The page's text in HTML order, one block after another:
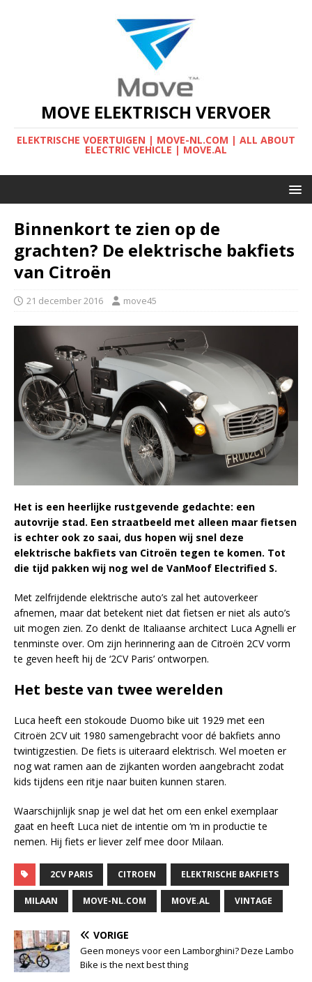
MOVE ELEKTRISCH VERVOER
ELEKTRISCHE VOERTUIGEN | MOVE-NL.COM | ALL ABOUT
ELECTRIC VEHICLE | MOVE.AL
Binnenkort te zien op de
grachten? De elektrische bakfiets
van Citroën
21 december 2016 move45
Het is een heerlijke rustgevende gedachte: een
autovrije stad. Een straatbeeld met alleen maar fietsen
is echter ook zo saai, dus hopen wij snel deze
elektrische bakfiets van Citroën tegen te komen. Tot
die tijd pakken wij nog wel de VanMoof Electrified S.
Met zelfrijdende elektrische auto’s zal het autoverkeer
afnemen, maar dat betekent niet dat fietsen er niet als auto’s
uit mogen zien. Zo denkt de Italiaanse architect Luca Agnelli er
tenminste over. Om zijn herinnering aan de Citroën 2CV vorm
te geven heeft hij de ‘2CV Paris’ ontworpen.
Het beste van twee werelden
Luca heeft een stokoude Duomo bike uit 1929 met een
Citroën 2CV uit 1980 samengebracht voor dé bakfiets anno
twintigzestien. De fiets is uiteraard elektrisch. Wel moeten er
nog wat ramen aan de zijkanten worden aangebracht zodat
kids tijdens een ritje naar buiten kunnen staren.
Waarschijnlijk snap je wel dat het om een enkel exemplaar
gaat en heeft Luca niet de intentie om ‘m in productie te
nemen. Hij fiets er liever zelf mee door Milaan.
2CV PARIS CITROEN ELEKTRISCHE BAKFIETS
MILAAN MOVE-NL.COM MOVE.AL VINTAGE
VORIGE
Geen moneys voor een Lamborghini? Deze Lambo
Bike is the next best thing